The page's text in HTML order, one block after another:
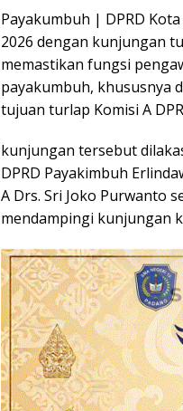
Payakumbuh | DPRD
2026 dengan kunjungan
memastikan fungsi
payakumbuh, khususnya
tujuan turlap Komisi A
kunjungan tersebut
DPRD Payakimbuh
A Drs. Sri Joko Purwanto
mendampingi kunjungan